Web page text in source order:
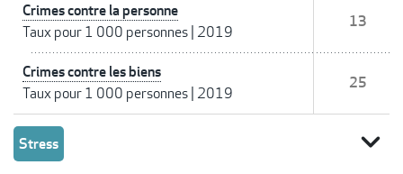
Crimes contre la personne
Taux pour 1 000 personnes 2019
13
Crimes contre les biens
Taux pour 1 000 personnes 2019
25
Stress expand_more